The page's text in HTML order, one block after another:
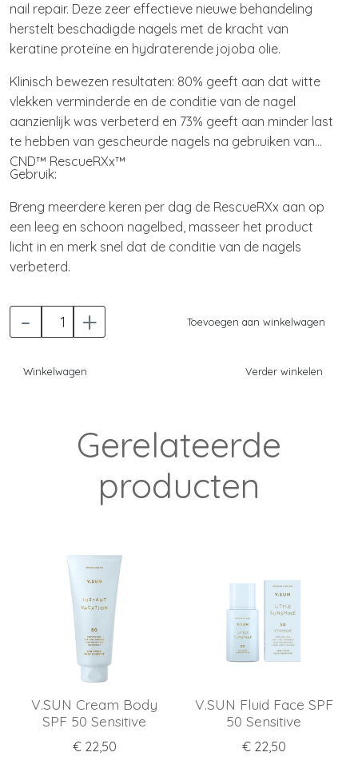
nail repair. Deze zeer effectieve nieuwe behandeling
herstelt beschadigde nagels met de kracht van
keratine proteïne en hydraterende jojoba olie.
Klinisch bewezen resultaten: 80% geeft aan dat witte
vlekken verminderde en de conditie van de nagel
aanzienlijk was verbeterd en 73% geeft aan minder last
te hebben van gescheurde nagels na gebruiken van
CND™ RescueRXx™
Gebruik:
Breng meerdere keren per dag de RescueRXx aan op
een leeg en schoon nagelbed, masseer het product
licht in en merk snel dat de conditie van de nagels
verbeterd.
- + Toevoegen aan winkelwagen
Winkelwagen Verder winkelen
Gerelateerde
producten
V.SUN Cream Body
SPF 50 Sensitive
€ 22,50
V.SUN Fluid Face SPF
50 Sensitive
€ 22,50